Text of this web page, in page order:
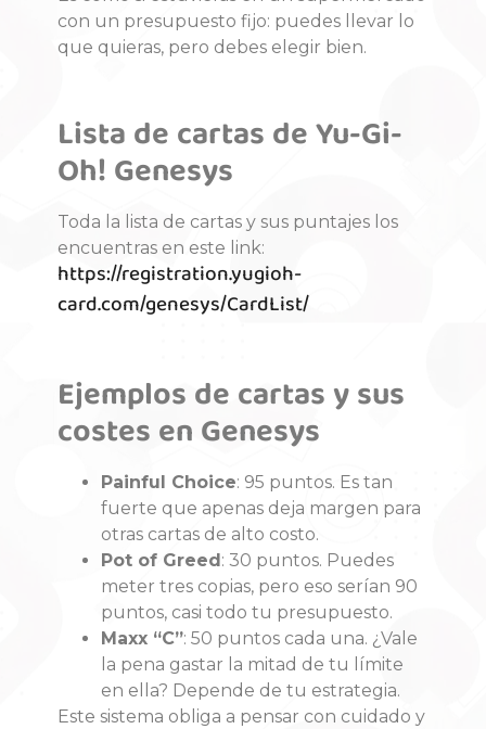
con un presupuesto fijo: puedes llevar lo
que quieras, pero debes elegir bien.
Lista de cartas de Yu-Gi-
Oh! Genesys
Toda la lista de cartas y sus puntajes los
encuentras en este link:
https://registration.yugioh-
card.com/genesys/CardList/
Ejemplos de cartas y sus
costes en Genesys
Painful Choice: 95 puntos. Es tan
fuerte que apenas deja margen para
otras cartas de alto costo.
Pot of Greed : 30 puntos. Puedes
meter tres copias, pero eso serían 90
puntos, casi todo tu presupuesto.
Maxx “C”: 50 puntos cada una. ¿Vale
la pena gastar la mitad de tu límite
en ella? Depende de tu estrategia.
Este sistema obliga a pensar con cuidado y